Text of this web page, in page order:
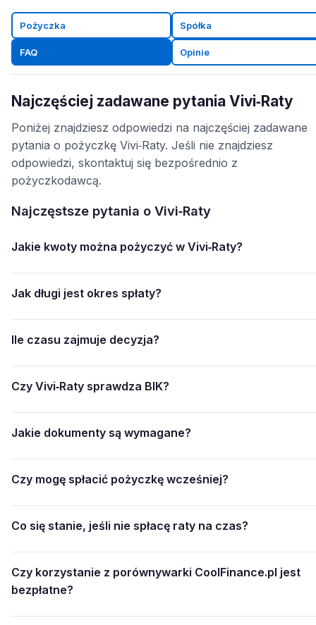
Pożyczka Spółka
FAQ Opinie
Najczęściej zadawane pytania Vivi‑Raty
Poniżej znajdziesz odpowiedzi na najczęściej zadawane
pytania o pożyczkę Vivi‑Raty. Jeśli nie znajdziesz
odpowiedzi, skontaktuj się bezpośrednio z
pożyczkodawcą.
Najczęstsze pytania o Vivi‑Raty
Jakie kwoty można pożyczyć w Vivi‑Raty?
Jak długi jest okres spłaty?
Ile czasu zajmuje decyzja?
Czy Vivi‑Raty sprawdza BIK?
Jakie dokumenty są wymagane?
Czy mogę spłacić pożyczkę wcześniej?
Co się stanie, jeśli nie spłacę raty na czas?
Czy korzystanie z porównywarki CoolFinance.pl jest
bezpłatne?